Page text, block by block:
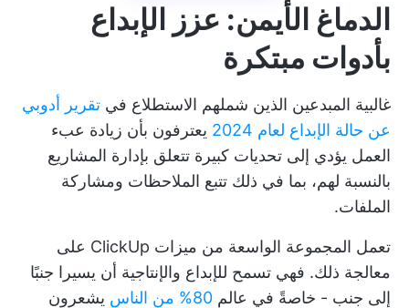
الدماغ الأيمن: عزز الإبداع
بأدوات مبتكرة
غالبية المبدعين الذين شملهم الاستطلاع في تقرير أدوبي
عن حالة الإبداع لعام 2024
يعترفون بأن زيادة عبء
العمل يؤدي إلى تحديات كبيرة تتعلق بإدارة المشاريع
بالنسبة لهم، بما في ذلك تتبع الملاحظات ومشاركة
الملفات.
تعمل المجموعة الواسعة من ميزات ClickUp على
معالجة ذلك. فهي تسمح للإبداع والإنتاجية أن يسيرا جنبًا
إلى جنب - خاصةً في عالم 80% من الناس يشعرون